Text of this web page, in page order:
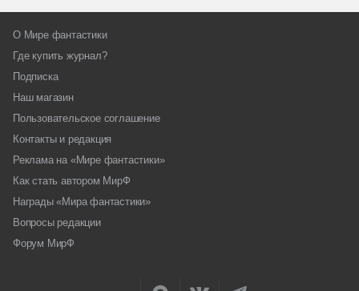
О Мире фантастики
Где купить журнал?
Подписка
Наш магазин
Пользовательское соглашение
Контакты и редакция
Реклама на «Мире фантастики»
Как стать автором МирФ
Награды «Мира фантастики»
Вопросы редакции
Форум МирФ